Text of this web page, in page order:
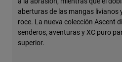
aberturas de las mangas livianos
roce. La nueva colección Ascent
senderos, aventuras y XC puro
superior.